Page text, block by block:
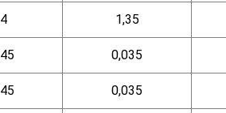
1,35
0,035
0,035